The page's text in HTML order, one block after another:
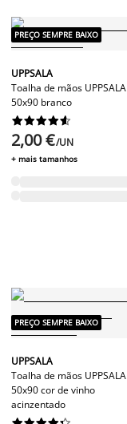
PREÇO SEMPRE BAIXO
UPPSALA
Toalha de mãos UPPSALA
50x90 branco






2,00 €/UN
+ mais tamanhos
PREÇO SEMPRE BAIXO
UPPSALA
Toalha de mãos UPPSALA
50x90 cor de vinho
acinzentado